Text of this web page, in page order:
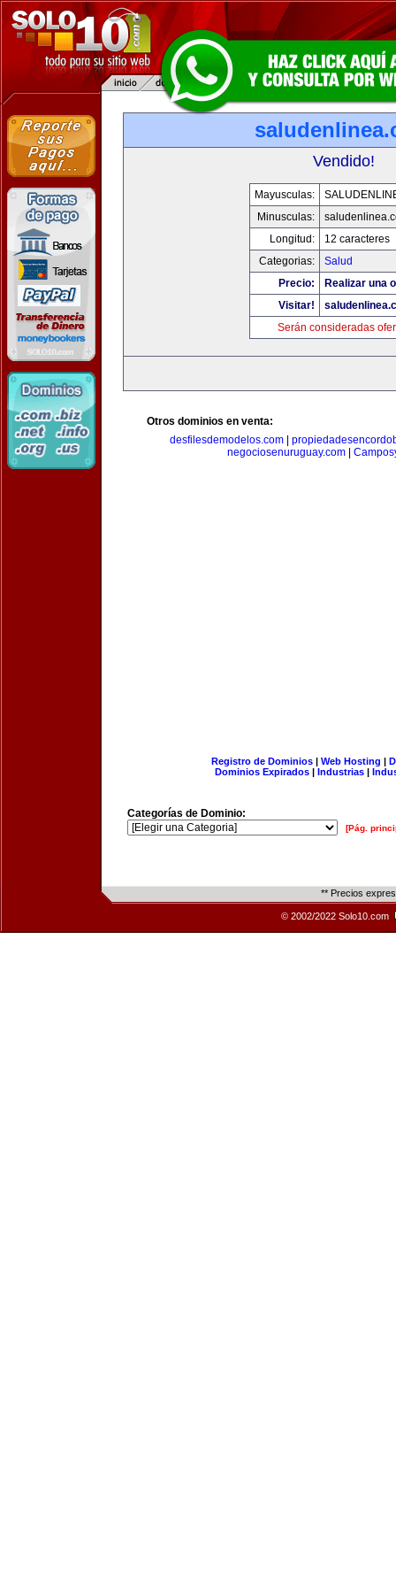
Vendido!
Mayusculas:
Minusculas:
Longitud:
12 caracteres
Categorias:
Salud
Precio:
Realizar una
Visitar!
Serán consideradas
Otros dominios en venta:
desfilesdemodelos.com|
negociosenuruguay.com|
Registro de Dominios| Web Hosting |
Dominios Expirados | Industrias |
Categorías de Dominio:
[Pág.
** Precios
© 2002/2022 Solo10.com